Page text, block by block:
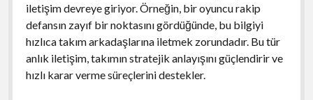
iletişim devreye giriyor. Örneğin, bir oyuncu rakip
defansın zayıf bir noktasını gördüğünde, bu bilgiyi
hızlıca takım arkadaşlarına iletmek zorundadır. Bu tür
anlık iletişim, takımın stratejik anlayışını güçlendirir ve
hızlı karar verme süreçlerini destekler.